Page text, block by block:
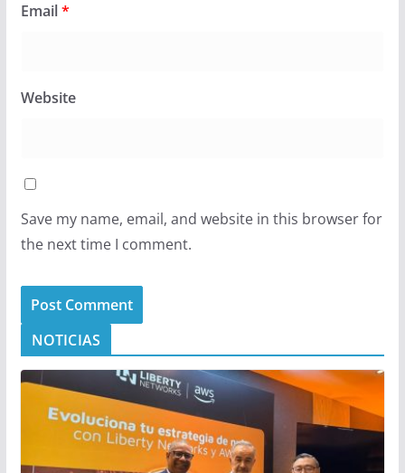
Email*
Website
Save my name, email, and website in this browser for
the next time I comment.
NOTICIAS